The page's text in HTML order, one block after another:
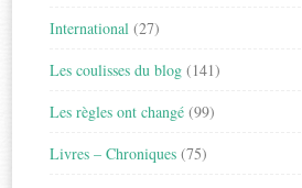
International (27)
Les coulisses du blog (141)
Les règles ont changé (99)
Livres – Chroniques (75)